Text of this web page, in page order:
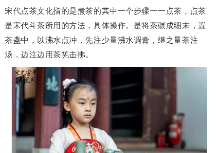
宋代点茶文化指的是煮茶的其中一个步骤一一点茶，点茶
是宋代斗茶所用的方法，具体操作。是将茶碾成细末，置
茶盏中，以沸水点冲，先注少量沸水调膏，继之量茶注
汤，边注边用茶筅击拂。